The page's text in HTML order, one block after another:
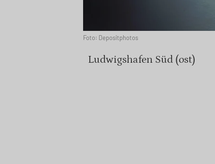
Foto: Depositphotos
Ludwigshafen Süd (ost)